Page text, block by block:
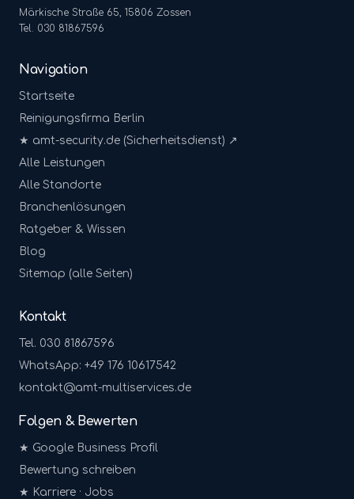
Märkische Straße 65, 15806 Zossen
Tel. 030 81867596
Navigation
Startseite
Reinigungsfirma Berlin
★ amt-security.de (Sicherheitsdienst) ↗
Alle Leistungen
Alle Standorte
Branchenlösungen
Ratgeber & Wissen
Blog
Sitemap (alle Seiten)
Kontakt
Tel. 030 81867596
WhatsApp: +49 176 10617542
kontakt@amt-multiservices.de
Folgen & Bewerten
★ Google Business Profil
Bewertung schreiben
★ Karriere · Jobs